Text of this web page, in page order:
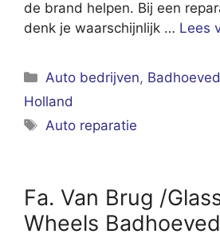
de brand helpen. Bij een
denk je waarschijnlijk … Lees
Categorieën
Auto bedrijven,
Holland
Tags
Auto reparatie
Fa. Van Brug /
Wheels